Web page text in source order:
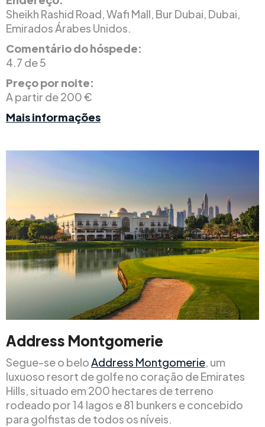
Sheikh Rashid Road, Wafi Mall, Bur Dubai, Dubai,
Emirados Árabes Unidos.
Comentário do hóspede:
4.7 de 5
Preço por noite:
A partir de 200 €
Mais informações
Address Montgomerie
Segue-se o beloAddress Montgomerie, um
luxuoso resort de golfe no coração de Emirates
Hills, situado em 200 hectares de terreno
rodeado por 14 lagos e 81 bunkers e concebido
para golfistas de todos os níveis.